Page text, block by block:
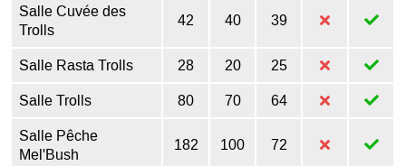
Salle Cuvée des
Trolls
42 40 39
Salle Rasta Trolls 28 20
25
Salle Trolls
80 70
64
Salle Pêche
Mel'Bush
182 100 72